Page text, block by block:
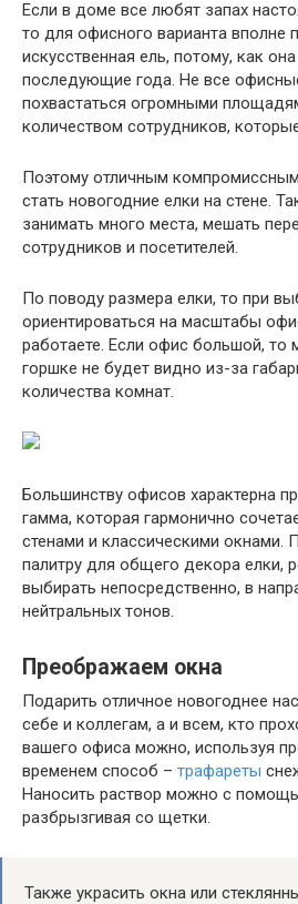
Если в доме все любят запах
то для офисного варианта вполне
искусственная ель, потому, как
последующие года. Не все
похвастаться огромными
количеством сотрудников,
Поэтому отличным
стать новогодние елки на стене.
занимать много места, мешать
сотрудников и посетителей.
По поводу размера елки, то при
ориентироваться на масштабы
работаете. Если офис большой, то
горшке не будет видно из-за
количества комнат.
Большинству офисов характерна
гамма, которая гармонично
стенами и классическими окнами.
палитру для общего декора елки,
выбирать непосредственно, в
нейтральных тонов.
Преображаем окна
Подарить отличное новогоднее
себе и коллегам, а и всем, кто
вашего офиса можно, используя
временем способ – трафареты
Наносить раствор можно с
разбрызгивая со щетки.
Также украсить окна или